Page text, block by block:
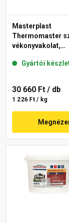
Masterplast
Thermomaster
vékonyvakolat,
13-C 25 kg
Gyártói
30 660 Ft / db
1 226 Ft / kg